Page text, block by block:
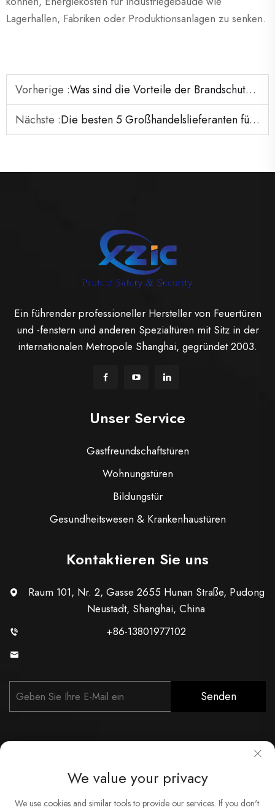
Lagerhallen, Fabriken oder Produktionsanlagen zu senken.
Vorherige :Was sind die Vorteile der Brandschutztüren?
Nächste :Die besten 5 Großhandelslieferanten für Metalltüren und -rahmen
Ein führender professioneller Hersteller von Feuertüren
und -fenstern und anderen Spezialtüren mit Sitz in der
internationalen Metropole Shanghai, gegründet 2003.
Unser Service
Gastfreundschaftstüren
Wohnungstüren
Bildungstür
Gesundheitswesen & Krankenhaustüren
Kontaktieren Sie uns
Raum 101, Nr. 2, Gasse 2655 Hunan Straße, Pudong
Neustadt, Shanghai, China
+86-13801977102
Senden
Copyright © Shanghai Xunzhong Industry Co., Ltd. Alle Rechte
We value your privacy
We use cookies and similar tools to provide our services. If you don't